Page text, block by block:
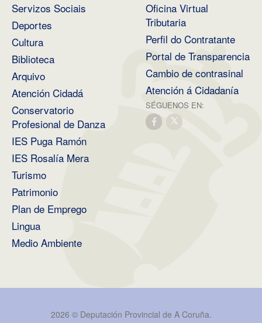
Servizos Sociais
Deportes
Cultura
Biblioteca
Arquivo
Atención Cidadá
Conservatorio
Profesional de Danza
IES Puga Ramón
IES Rosalía Mera
Turismo
Patrimonio
Plan de Emprego
Lingua
Medio Ambiente
Oficina Virtual
Tributaria
Perfil do Contratante
Portal de Transparencia
Cambio de contrasinal
Atención á Cidadanía
SÉGUENOS EN:
2026 © Deputación Provincial de A Coruña.